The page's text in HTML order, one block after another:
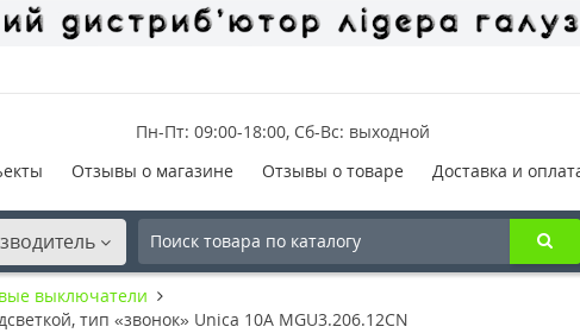
Пн-Пт: 09:00-18:00, Сб-Вс: выходной
Отзывы о магазине Отзывы о товаре Доставка и
выключатели
тип «звонок» Unica 10А MGU3.206.12CN